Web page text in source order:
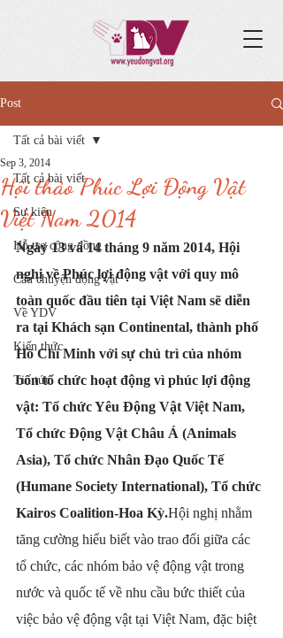
Post
Tất cả bài viết
Sự kiện
Hỗ trợ cộng đồng
Câu chuyện động vật
Về YDV
Kiến thức
Tin tức
Tất cả bài viết
Hội thảo Phúc Lợi Động Vật
Việt Nam 2014
Sep 3, 2014
Ngày 13 và 14 tháng 9 năm 2014, Hội
nghị về Phúc lợi động vật với quy mô
toàn quốc đầu tiên tại Việt Nam sẽ diễn
ra tại Khách sạn Continental, thành phố
Hồ Chí Minh với sự chủ trì của nhóm
bốn tổ chức hoạt động vì phúc lợi động
vật: Tổ chức Yêu Động Vật Việt Nam,
Tổ chức Động Vật Châu Á (Animals
Asia), Tổ chức Nhân Đạo Quốc Tế
(Humane Society International), Tổ chức
Kairos Coalition-Hoa Kỳ.Hội nghị nhằm
tăng cường hiểu biết vào trao đổi giữa các
tổ chức, các nhóm bảo vệ động vật trong
nước và quốc tế về nhu cầu bức thiết của
việc bảo vệ động vật tại Việt Nam, đặc biệt